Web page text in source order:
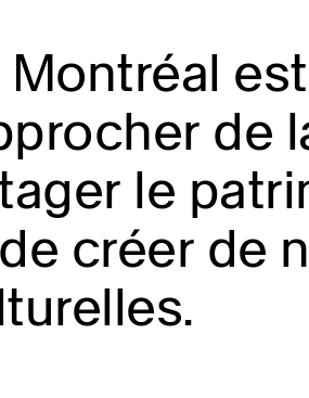
de
le
créer de